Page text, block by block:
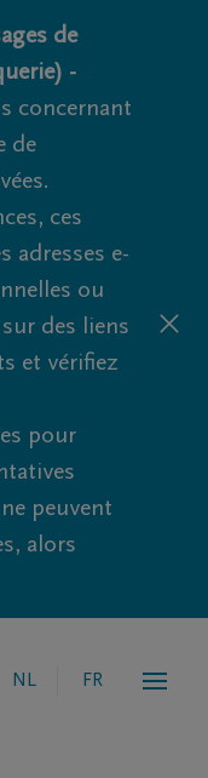
de
-
concernant
de
ces
adresses e-
ou
des liens
et vérifiez
pour
peuvent
alors
NL FR